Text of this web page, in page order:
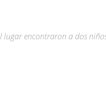
lugar encontraron a dos